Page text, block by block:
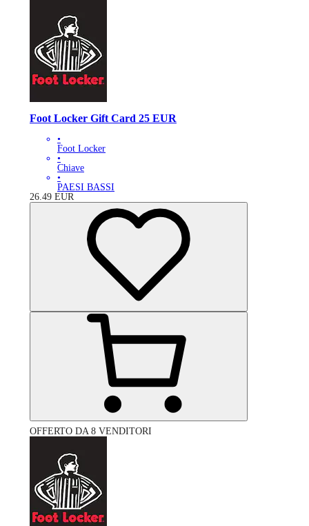
Foot Locker Gift Card 25 EUR
•
Foot Locker
•
Chiave
•
PAESI BASSI
26.49 EUR
OFFERTO DA 8 VENDITORI